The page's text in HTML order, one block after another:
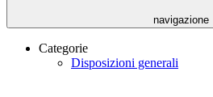
navigazione
Categorie
Disposizioni generali